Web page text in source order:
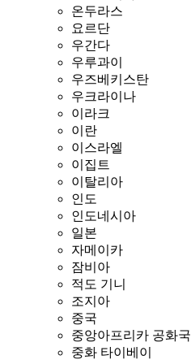
온두라스
요르단
우간다
우루과이
우즈베키스탄
우크라이나
이라크
이란
이스라엘
이집트
이탈리아
인도
인도네시아
일본
자메이카
잠비아
적도 기니
조지아
중국
중앙아프리카 공화국
중화 타이베이